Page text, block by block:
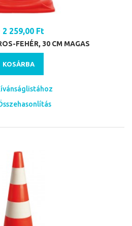
2 259,00 Ft
FEHÉR, 30 CM MAGAS
KOSÁRBA